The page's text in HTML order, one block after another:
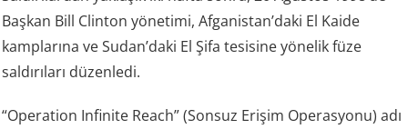
Başkan Bill Clinton yönetimi, Afganistan’daki El Kaide
kamplarına ve Sudan’daki El Şifa tesisine yönelik füze
saldırıları düzenledi.
“Operation Infinite Reach” (Sonsuz Erişim Operasyonu) adı